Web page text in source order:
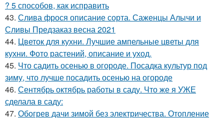
? 5 способов, как исправить
43. Слива фрося описание сорта. Саженцы Алычи и
Сливы Предзаказ весна 2021
44. Цветок для кухни. Лучшие ампельные цветы для
кухни. Фото растений, описание и уход.
45. Что садить осенью в огороде. Посадка культур под
зиму, что лучше посадить осенью на огороде
46. Сентябрь октябрь работы в саду. Что же я УЖЕ
сделала в саду:
47. Обогрев дачи зимой без электричества. Отопление